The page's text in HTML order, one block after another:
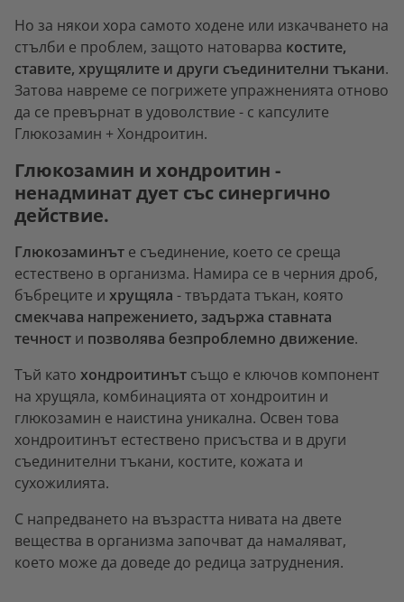
Но за някои хора самото ходене или изкачването на
стълби е проблем, защото натоварва костите,
ставите, хрущялите и други съединителни тъкани.
Затова навреме се погрижете упражненията отново
да се превърнат в удоволствие - с капсулите
Глюкозамин + Хондроитин.
Глюкозамин и хондроитин -
ненадминат дует със синергично
действие.
Глюкозаминът е съединение, което се среща
естествено в организма. Намира се в черния дроб,
бъбреците и хрущяла - твърдата тъкан, която
смекчава напрежението, задържа ставната
течност и позволява безпроблемно движение.
Тъй като хондроитинът също е ключов компонент
на хрущяла, комбинацията от хондроитин и
глюкозамин е наистина уникална. Освен това
хондроитинът естествено присъства и в други
съединителни тъкани, костите, кожата и
сухожилията.
С напредването на възрастта нивата на двете
вещества в организма започват да намаляват,
което може да доведе до редица затруднения.